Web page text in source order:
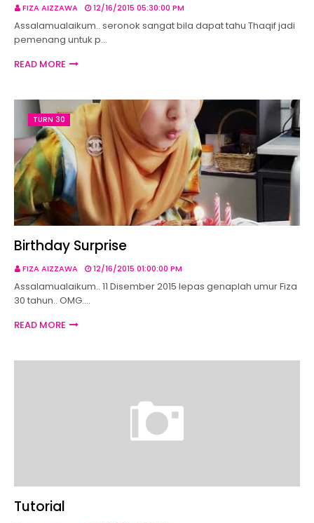
FIZA AIZZAWA 12/16/2015 05:30:00 PM
Assalamualaikum.. seronok sangat bila dapat tahu Thaqif jadi
pemenang untuk p…
READ MORE
TURN 30
Birthday Surprise
FIZA AIZZAWA 12/16/2015 01:00:00 PM
Assalamualaikum.. 11 Disember 2015 lepas genaplah umur Fiza
30 tahun.. OMG.…
READ MORE
Tutorial